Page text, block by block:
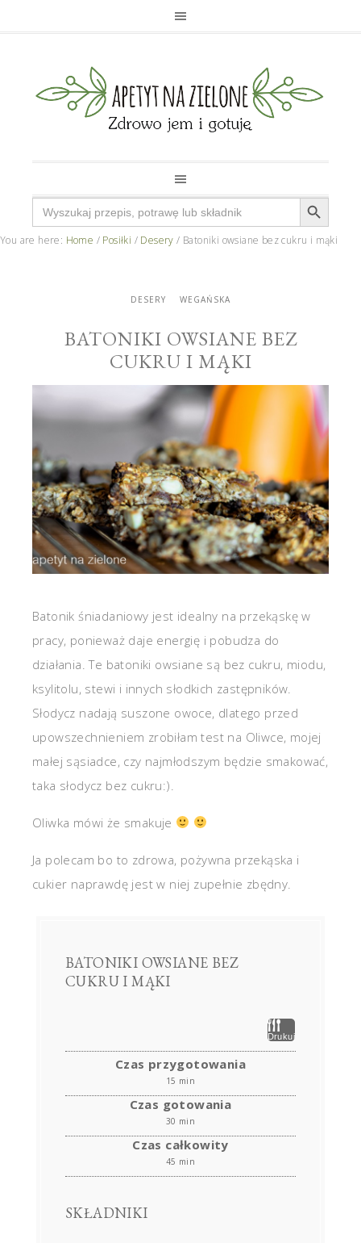
Search
for:
Search Button
You are here: Home / Posiłki / Desery / Batoniki owsiane bez cukru i mąki
DESERY WEGAŃSKA
BATONIKI OWSIANE BEZ
CUKRU I MĄKI
Batonik śniadaniowy jest idealny na przekąskę w
pracy, ponieważ daje energię i pobudza do
działania. Te batoniki owsiane są bez cukru, miodu,
ksylitolu, stewi i innych słodkich zastępników.
Słodycz nadają suszone owoce, dlatego przed
upowszechnieniem zrobiłam test na Oliwce, mojej
małej sąsiadce, czy najmłodszym będzie smakować,
taka słodycz bez cukru:).
Oliwka mówi że smakuje
Ja polecam bo to zdrowa, pożywna przekąska i
cukier naprawdę jest w niej zupełnie zbędny.
BATONIKI OWSIANE BEZ
CUKRU I MĄKI
Drukuj
Czas przygotowania
15 min
Czas gotowania
30 min
Czas całkowity
45 min
SKŁADNIKI